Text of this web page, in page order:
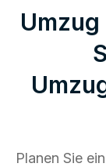
Planen Sie